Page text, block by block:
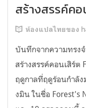
สร้างสรรค์คอ
ห้องแปลไทยของ
บันทึกจากความทรง
สร้างสรรค์คอนเสิร์ต
ฤดูกาลที่ฤดูร้อนกำลัง
งมิน ในชื่อ Forest's